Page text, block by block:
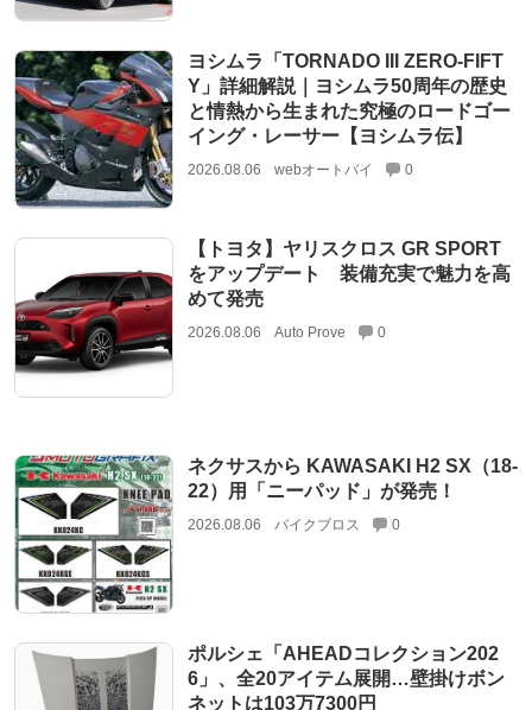
ヨシムラ「TORNADO III ZERO-FIFT
Y」詳細解説｜ヨシムラ50周年の歴史
と情熱から生まれた究極のロードゴー
イング・レーサー【ヨシムラ伝】
2026.08.06 webオートバイ 0
【トヨタ】ヤリスクロス GR SPORT
をアップデート 装備充実で魅力を高
めて発売
2026.08.06 Auto Prove 0
ネクサスから KAWASAKI H2 SX（18-
22）用「ニーパッド」が発売！
2026.08.06 バイクブロス 0
ポルシェ「AHEADコレクション202
6」、全20アイテム展開…壁掛けボン
ネットは103万7300円